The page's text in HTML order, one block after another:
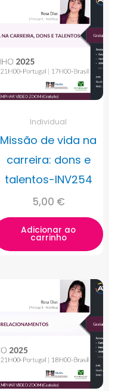
Individual
Missão de vida na
carreira: dons e
talentos-INV254
5,00 €
Adicionar ao
carrinho